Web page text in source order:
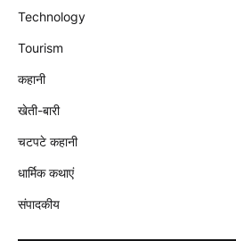
Technology
Tourism
कहानी
खेती-बारी
चटपटे कहानी
धार्मिक कथाएं
संपादकीय